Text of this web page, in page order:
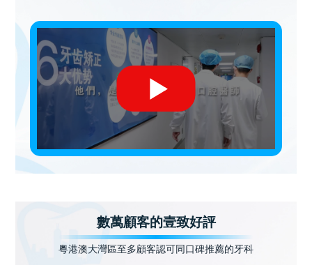
數萬顧客的壹致好評
粵港澳大灣區至多顧客認可同口碑推薦的牙科